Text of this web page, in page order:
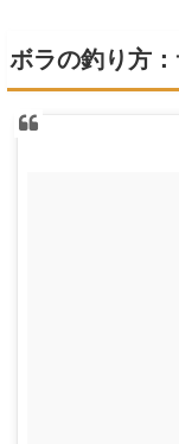
ボラの釣り方